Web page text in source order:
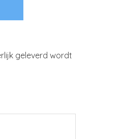
geleverd wordt